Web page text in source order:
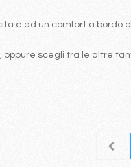
e ad un comfort a bordo
scegli tra le altre
266